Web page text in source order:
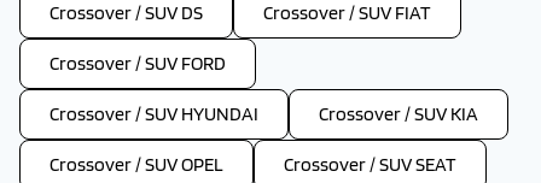
Crossover / SUV DS Crossover / SUV FIAT
Crossover / SUV FORD
Crossover / SUV HYUNDAI Crossover / SUV KIA
Crossover / SUV OPEL Crossover / SUV SEAT